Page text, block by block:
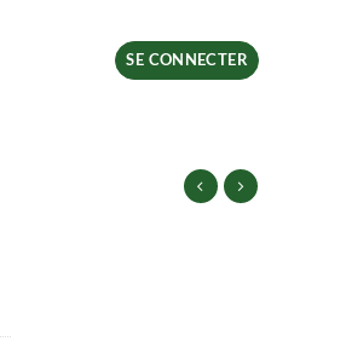
SE CONNECTER